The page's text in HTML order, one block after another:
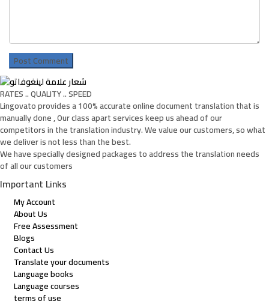
RATES .. QUALITY .. SPEED
Lingovato provides a 100% accurate online document translation that is
manually done , Our class apart services keep us ahead of our
competitors in the translation industry. We value our customers, so what
we deliver is not less than the best.
We have specially designed packages to address the translation needs
of all our customers
Important Links
My Account
About Us
Free Assessment
Blogs
Contact Us
Translate your documents
Language books
Language courses
terms of use